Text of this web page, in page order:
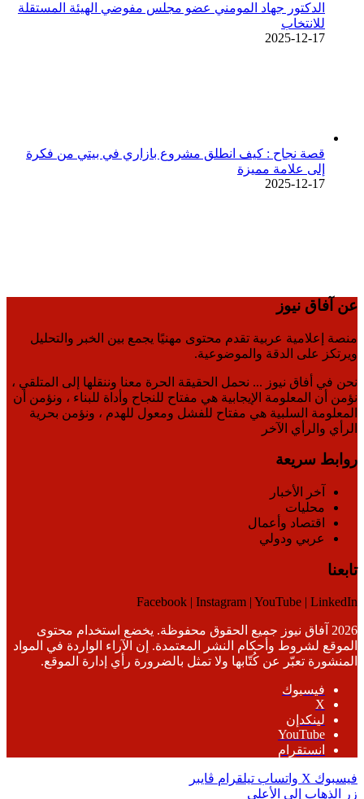
الدكتور جهاد المومني عضو مجلس مفوضي الهيئة المستقلة
للانتخاب
2025-12-17
قصة نجاح : كيف انطلق مشروع بازاري في بيتي من فكرة
إلى علامة مميزة
2025-12-17
عن آفاق نيوز
منصة إعلامية عربية تقدم محتوى مهنيًا يجمع بين الخبر والتحليل
ويرتكز على الدقة والموضوعية.
نحن في أفاق نيوز ... نحمل الحقيقة الحرة معنا وننقلها إلى المتلقي ،
نؤمن أن المعلومة الإيجابية هي مفتاح للنجاح وأداة للبناء ، ونؤمن أن
المعلومة السلبية هي مفتاح للفشل ومعول للهدم ، ونؤمن بحرية
الرأي والرأي الآخر
روابط سريعة
آخر الأخبار
محليات
اقتصاد وأعمال
عربي ودولي
تابعنا
Facebook | Instagram | YouTube | LinkedIn
2026 آفاق نيوز جميع الحقوق محفوظة. يخضع استخدام محتوى
الموقع لشروط وأحكام النشر المعتمدة. إن الآراء الواردة في المواد
المنشورة تعبّر عن كُتّابها ولا تمثل بالضرورة رأي إدارة الموقع.
فيسبوك
‫X
لينكدإن
‫YouTube
انستقرام
فيسبوك ‫X واتساب تيلقرام ڤايبر
زر الذهاب إلى الأعلى